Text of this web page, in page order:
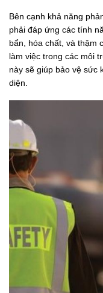
Bên cạnh khả năng
phải đáp ứng các tính
bẩn, hóa chất, và thậm
làm việc trong các môi
này sẽ giúp bảo vệ sức
diện.